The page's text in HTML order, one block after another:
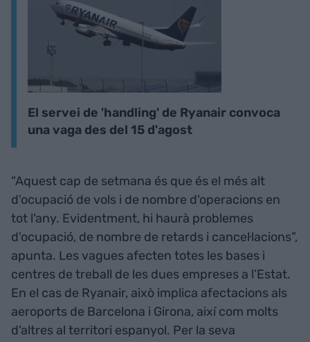
El servei de 'handling' de Ryanair convoca
una vaga des del 15 d'agost
“Aquest cap de setmana és que és el més alt
d'ocupació de vols i de nombre d'operacions en
tot l'any. Evidentment, hi haurà problemes
d'ocupació, de nombre de retards i cancel·lacions”,
apunta. Les vagues afecten totes les bases i
centres de treball de les dues empreses a l’Estat.
En el cas de Ryanair, això implica afectacions als
aeroports de Barcelona i Girona, així com molts
d’altres al territori espanyol. Per la seva